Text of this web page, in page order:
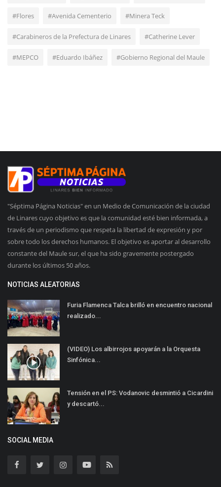
#Flores #Avenida Cementerio #Minera Teck
#Carabineros de la Prefectura de Linares #Catherine Lever
#MEPCO #Eduardo Ibáñez #Gobierno Regional del Maule
"Séptima Página Noticias" en un Medio de Comunicación de la ciudad
de Linares cuyo objetivo es que la comunidad esté bien informada, a
través de un periodismo que respeta la libertad de expresión y por
sobre todo los derechos humanos. El objetivo es aportar al desarrollo
constante del Maule sur, el que ha sido gravemente postergado
durante los últimos 50 años.
NOTICIAS ALEATORIAS
Furia Flamenca Talca brilló en encuentro nacional
realizado...
(VIDEO) Los albirrojos apoyarán a la Orquesta
Sinfónica...
Tensión en el PS: Vodanovic desmintió a Cicardini
y descartó...
SOCIAL MEDIA